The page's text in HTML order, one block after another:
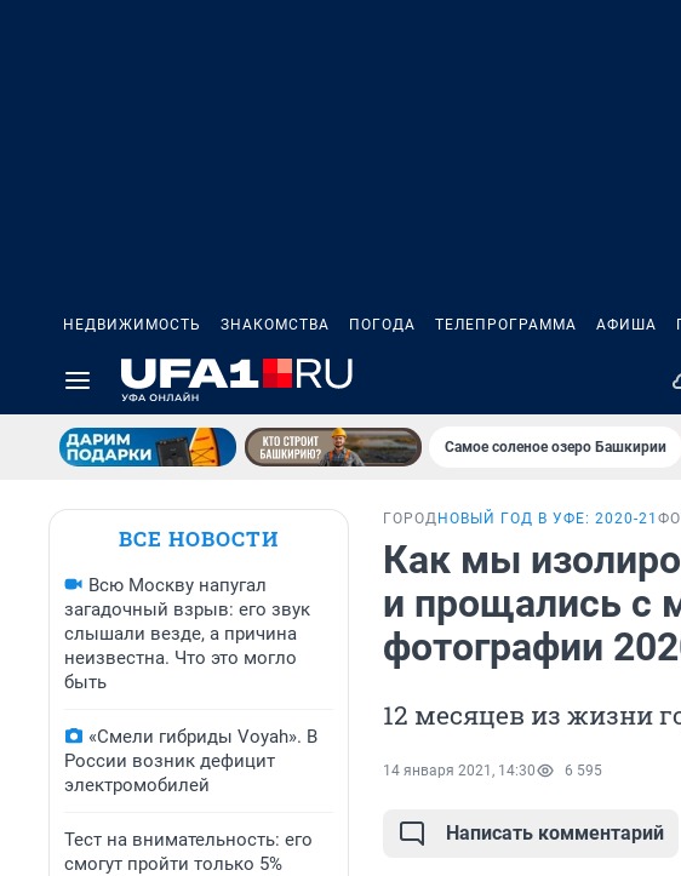
НЕДВИЖИМОСТЬ ЗНАКОМСТВА ПОГОДА ТЕЛЕПРОГРАММА АФИША
Самое соленое озеро Башкирии
ВСЕ НОВОСТИ
Всю Москву напугал
загадочный взрыв: его звук
слышали везде, а причина
неизвестна. Что это могло
быть
«Смели гибриды Voyah». В
России возник дефицит
электромобилей
Тест на внимательность: его
смогут пройти только 5%
ГОРОД НОВЫЙ ГОД В УФЕ: 2020-21
Как мы
и прощались с
фотографии
12 месяцев из жизни
14 января 2021, 14:30 6 595
Написать комментарий